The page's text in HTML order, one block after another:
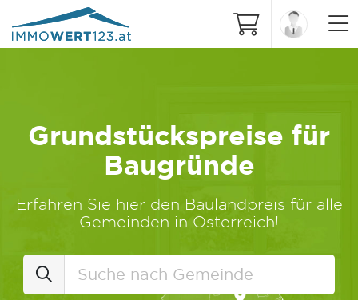
Grundstückspreise für
Baugründe
Erfahren Sie hier den Baulandpreis für alle
Gemeinden in Österreich!